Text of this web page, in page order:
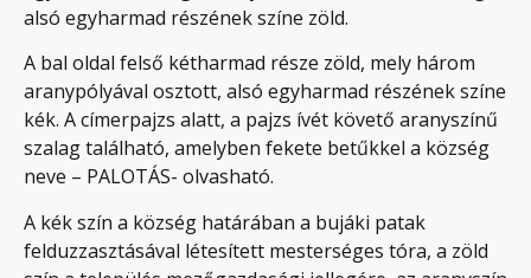
alsó egyharmad részének színe zöld.
A bal oldal felső kétharmad része zöld, mely három
aranypólyával osztott, alsó egyharmad részének színe
kék. A címerpajzs alatt, a pajzs ívét követő aranyszínű
szalag található, amelyben fekete betűkkel a község
neve – PALOTÁS- olvasható.
A kék szín a község határában a bujáki patak
felduzzasztásával létesített mesterséges tóra, a zöld